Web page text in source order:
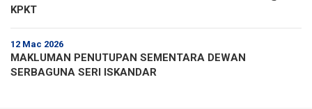
KPKT
12 Mac 2026
MAKLUMAN PENUTUPAN SEMENTARA DEWAN
SERBAGUNA SERI ISKANDAR